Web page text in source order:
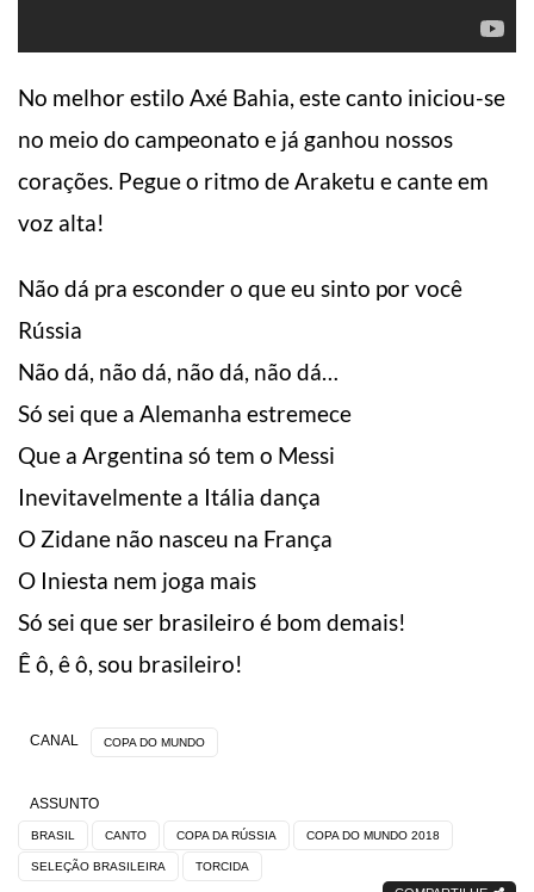
No melhor estilo Axé Bahia, este canto iniciou-se
no meio do campeonato e já ganhou nossos
corações. Pegue o ritmo de Araketu e cante em
voz alta!
Não dá pra esconder o que eu sinto por você
Rússia
Não dá, não dá, não dá, não dá…
Só sei que a Alemanha estremece
Que a Argentina só tem o Messi
Inevitavelmente a Itália dança
O Zidane não nasceu na França
O Iniesta nem joga mais
Só sei que ser brasileiro é bom demais!
Ê ô, ê ô, sou brasileiro!
CANAL COPA DO MUNDO
ASSUNTO
BRASIL CANTO COPA DA RÚSSIA COPA DO MUNDO 2018
SELEÇÃO BRASILEIRA TORCIDA